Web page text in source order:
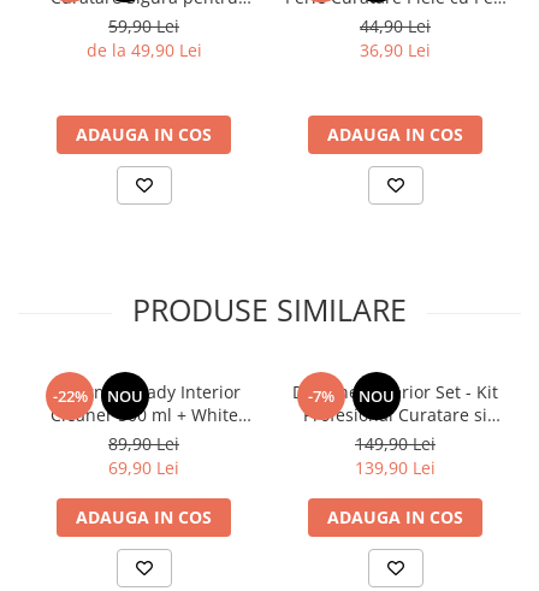
Tapiterie din Piele cu
Spuma Controlata si Finisaj
Mat 250ml
59,90 Lei
de la 49,90 Lei
ADAUGA IN COS
Delicati Pentru Detailing
Interior
44,90 Lei
36,90 Lei
ADAUGA IN COS
PRODUSE SIMILARE
-22% NOU
Deturner Ready Interior
Cleaner 500 ml + White
Microfiber - Set Curatare
Interior Auto
89,90 Lei
69,90 Lei
ADAUGA IN COS
-7% NOU
Deturner Interior Set - Kit
Profesional Curatare si
Protectie Interior Auto cu
Accesorii Incluse, Finisaj
Satinat - ideal Cadou
149,90 Lei
139,90 Lei
ADAUGA IN COS